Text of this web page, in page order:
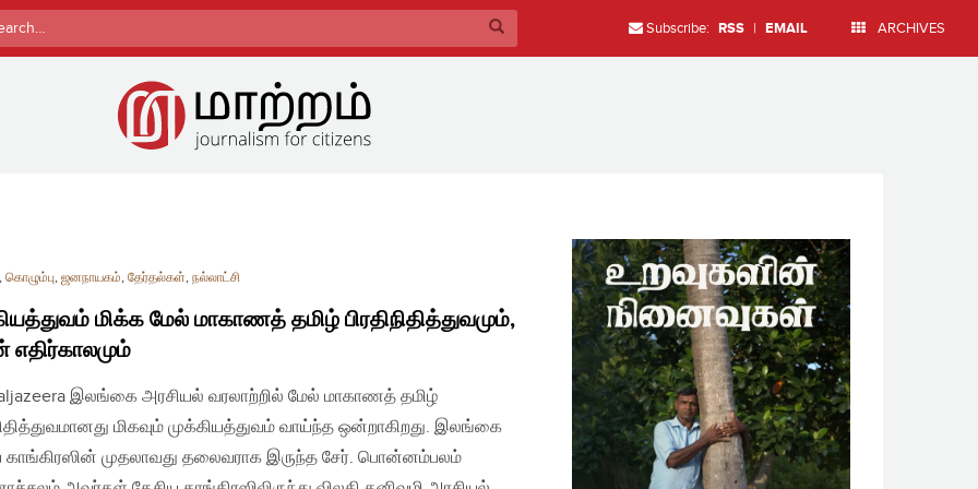
Subscribe: RSS | EMAIL ARCHIVES
, கொழும்பு, ஜனநாயகம், தேர்தல்கள், நல்லாட்சி
மிக்க மேல் மாகாணத் தமிழ் பிரதிநிதித்துவமும்,
இலங்கை அரசியல் வரலாற்றில் மேல் மாகாணத் தமிழ்
மிகவும் முக்கியத்துவம் வாய்ந்த ஒன்றாகிறது. இலங்கை
காங்கிரஸின் முதலாவது தலைவராக இருந்த சேர். பொன்னம்பலம்